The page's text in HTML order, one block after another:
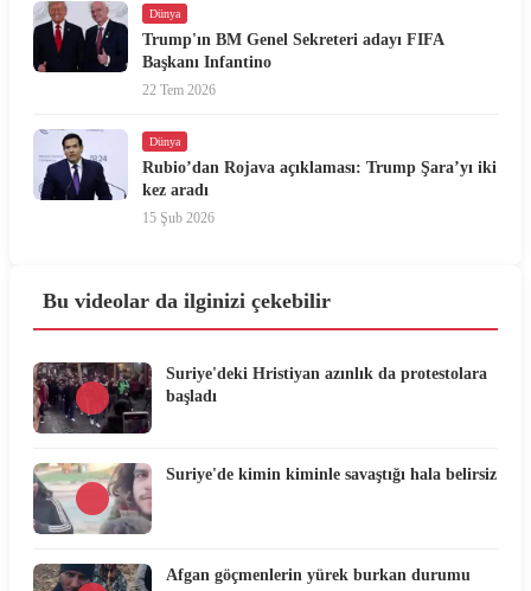
Dünya
Trump'ın BM Genel Sekreteri adayı FIFA
Başkanı Infantino
22 Tem 2026
Dünya
Rubio’dan Rojava açıklaması: Trump Şara’yı iki
kez aradı
15 Şub 2026
Bu videolar da ilginizi çekebilir
Suriye'deki Hristiyan azınlık da protestolara
başladı
Suriye'de kimin kiminle savaştığı hala belirsiz
Afgan göçmenlerin yürek burkan durumu